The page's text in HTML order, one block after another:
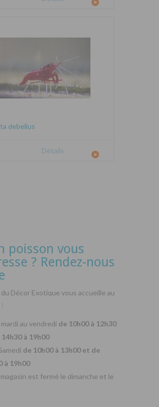
debelius
Détails
poisson vous
? Rendez-nous
du Décor Exotique vous accueille au
au vendredi de 10h00 à 12h30
à 19h00
de 10h00 à 13h00 et de
à 19h00
magasin est fermé le dimanche et le